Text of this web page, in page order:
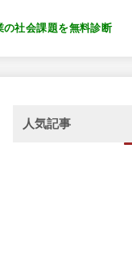
の社会課題を無料診断
人気記事